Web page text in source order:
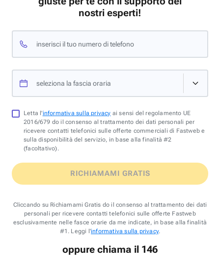
nostri esperti!
inserisci il tuo numero di telefono
seleziona la fascia oraria
Letta l'informativa sulla privacy ai sensi del regolamento UE
2016/679 do il consenso al trattamento dei dati personali per
ricevere contatti telefonici sulle offerte commerciali di Fastweb e
sulla disponibilità del servizio, in base alla finalità #2
(facoltativo).
RICHIAMAMI GRATIS
Cliccando su Richiamami Gratis do il consenso al trattamento dei dati
personali per ricevere contatti telefonici sulle offerte Fastweb
esclusivamente nelle fasce orarie da me indicate, in base alla finalità
#1. Leggi l'informativa sulla privacy.
oppure chiama il 146